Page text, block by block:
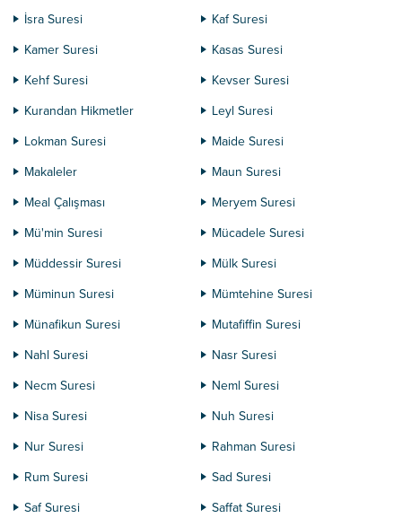
İsra Suresi
Kaf Suresi
Kamer Suresi
Kasas Suresi
Kehf Suresi
Kevser Suresi
Kurandan Hikmetler
Leyl Suresi
Lokman Suresi
Maide Suresi
Makaleler
Maun Suresi
Meal Çalışması
Meryem Suresi
Mü'min Suresi
Mücadele Suresi
Müddessir Suresi
Mülk Suresi
Müminun Suresi
Mümtehine Suresi
Münafikun Suresi
Mutafiffin Suresi
Nahl Suresi
Nasr Suresi
Necm Suresi
Neml Suresi
Nisa Suresi
Nuh Suresi
Nur Suresi
Rahman Suresi
Rum Suresi
Sad Suresi
Saf Suresi
Saffat Suresi